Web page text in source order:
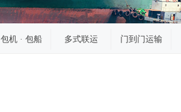
包机 · 包船 多式联运 门到门运输